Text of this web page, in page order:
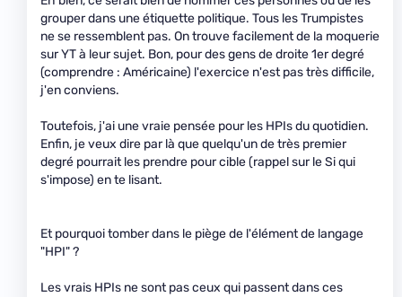
grouper dans une étiquette politique. Tous les Trumpistes
ne se ressemblent pas. On trouve facilement de la moquerie
sur YT à leur sujet. Bon, pour des gens de droite 1er degré
(comprendre : Américaine) l'exercice n'est pas très difficile,
j'en conviens.
Toutefois, j'ai une vraie pensée pour les HPIs du quotidien.
Enfin, je veux dire par là que quelqu'un de très premier
degré pourrait les prendre pour cible (rappel sur le Si qui
s'impose) en te lisant.
Et pourquoi tomber dans le piège de l'élément de langage
"HPI" ?
Les vrais HPIs ne sont pas ceux qui passent dans ces